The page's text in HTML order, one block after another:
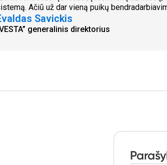
Ačiū už dar vieną puikų
Savickis
generalinis direktorius